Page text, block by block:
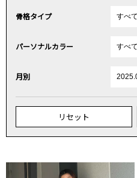
骨格タイプ
パーソナルカラー
月別
リセット